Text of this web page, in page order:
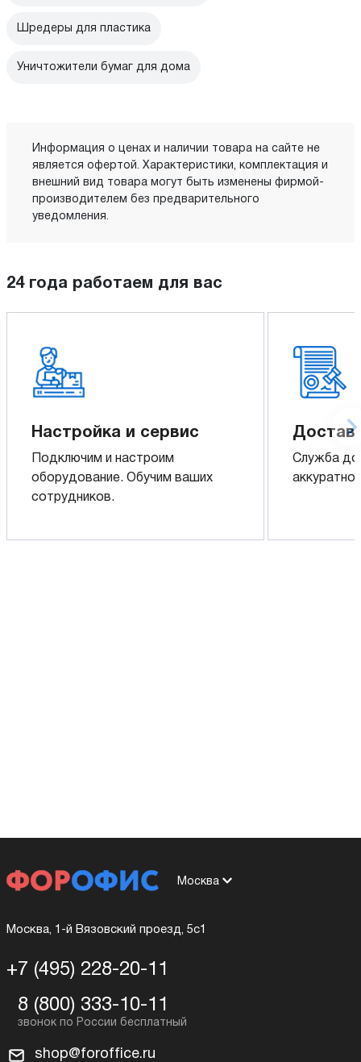
Шредеры для пластика
Уничтожители бумаг для дома
Информация о ценах и наличии товара на сайте не
является офертой. Характеристики, комплектация и
внешний вид товара могут быть изменены фирмой-
производителем без предварительного
уведомления.
24 года работаем для вас
Настройка и сервис
Подключим и настроим
оборудование. Обучим ваших
сотрудников.
Служба
аккуратно
Москва
Москва, 1-й Вязовский проезд, 5с1
+7 (495) 228-20-11
8 (800) 333-10-11
shop@foroffice.ru